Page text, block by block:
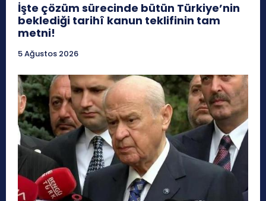
İşte çözüm sürecinde bütün Türkiye’nin
beklediği tarihî kanun teklifinin tam
metni!
5 Ağustos 2026